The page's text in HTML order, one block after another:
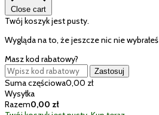
Close cart
Twój koszyk jest pusty.
Wygląda na to, że jeszcze nic nie wybrałeś
Masz kod rabatowy?
Zastosuj
Suma częściowa0,00 zł
Wysyłka
Razem0,00 zł